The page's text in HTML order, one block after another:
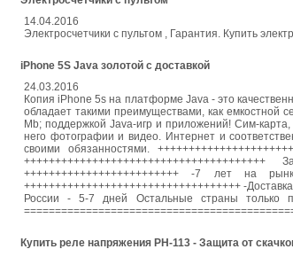
14.04.2016
Электросчетчики с пультом , Гарантия. Купить
iPhone 5S Java золотой с доставкой
24.03.2016
Копия iPhone 5s на платформе Java - это
обладает такими преимуществами, как емкостной
Mb; поддержкой Java-игр и приложений! Сим-
него фотографии и видео. Интернет и
своими обязанностями.
+++++++++++++++++++++++++ -7 лет на
+++++++++++++++++++++++++++++++++++ -
России - 5-7 дней Остальные страны только
Купить реле напряжения РН-113 - Защита от